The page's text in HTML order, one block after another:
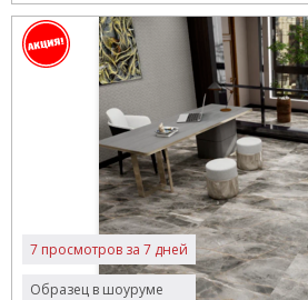
Образец в шоуруме
7 просмотров за 7 дней